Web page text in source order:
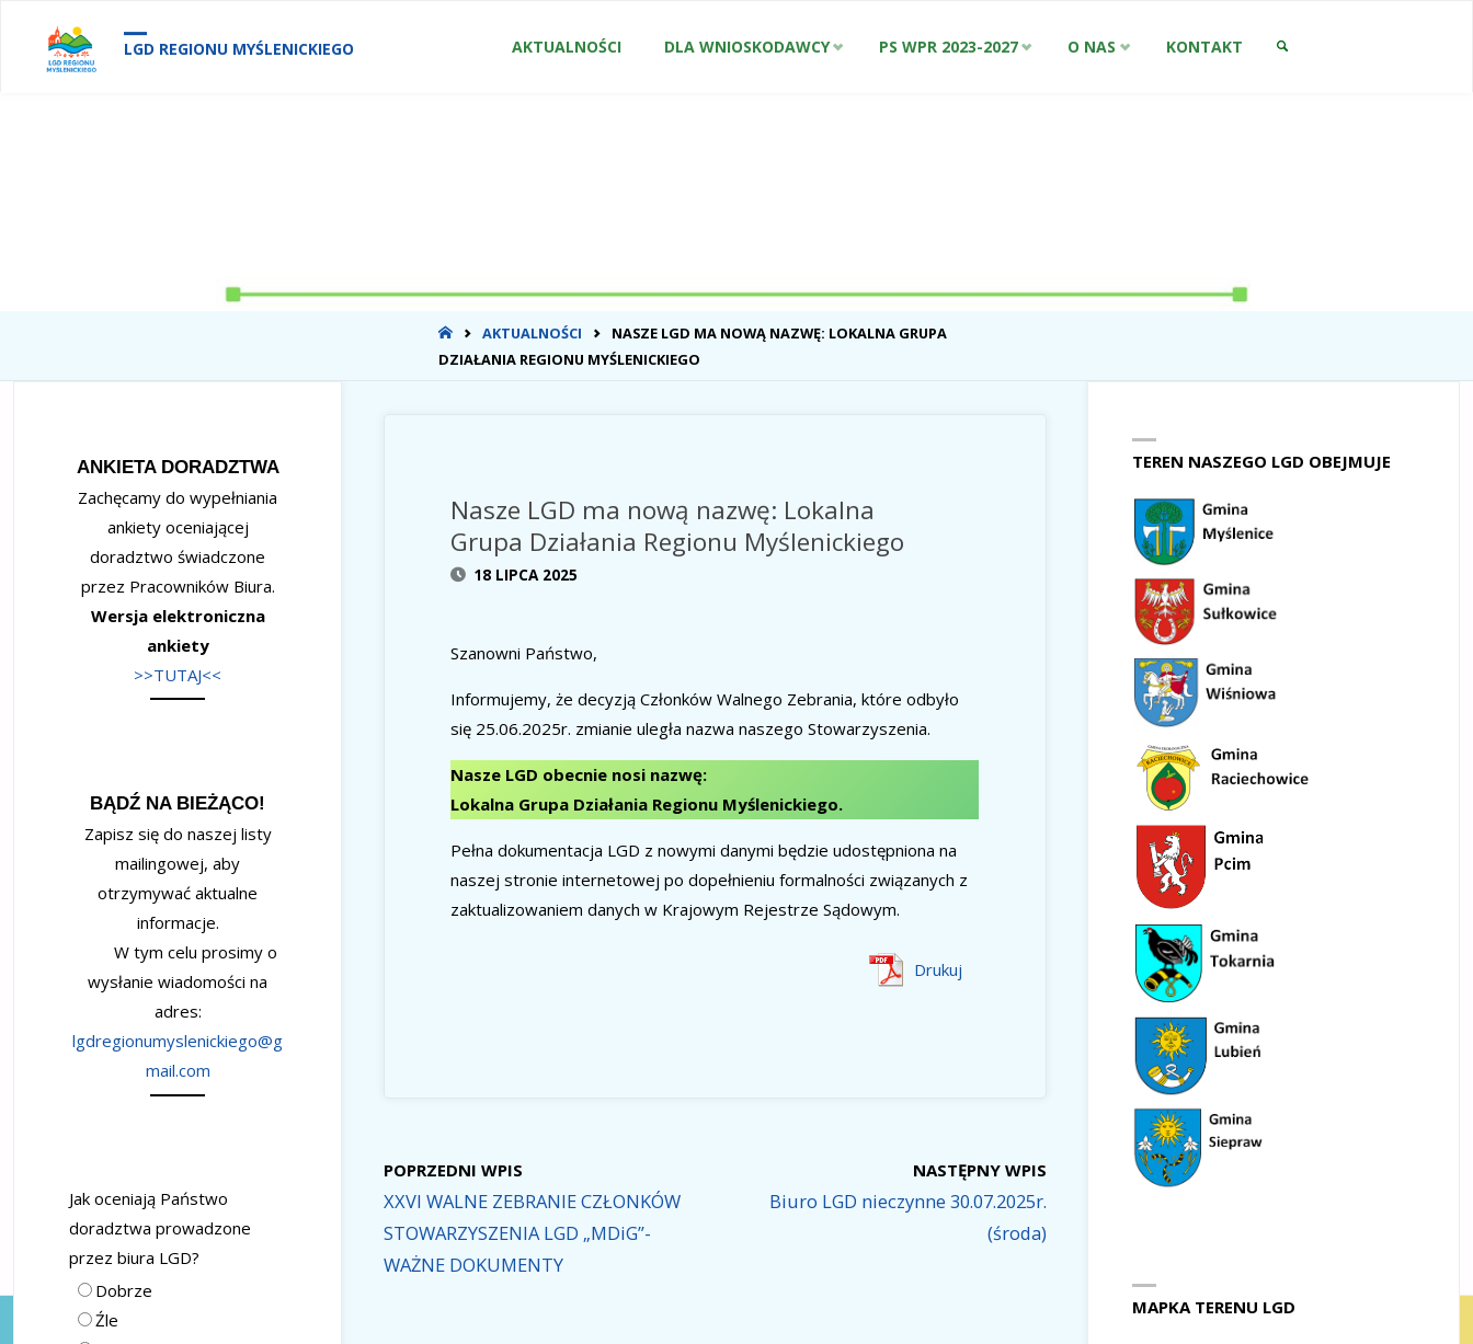
LGD REGIONU MYŚLENICKIEGO AKTUALNOŚCI DLA WNIOSKODAWCY PS WPR 2023-2027 O NAS KONTAKT
STRONA
GŁÓWNA
AKTUALNOŚCI
NASZE LGD MA NOWĄ NAZWĘ: LOKALNA GRUPA
DZIAŁANIA REGIONU MYŚLENICKIEGO
Nasze LGD ma nową nazwę: Lokalna
Grupa Działania Regionu Myślenickiego
18 LIPCA 2025
Szanowni Państwo,
Informujemy, że decyzją Członków Walnego Zebrania, które odbyło
się 25.06.2025r. zmianie uległa nazwa naszego Stowarzyszenia.
Nasze LGD obecnie nosi nazwę:
Lokalna Grupa Działania Regionu Myślenickiego.
Pełna dokumentacja LGD z nowymi danymi będzie udostępniona na
naszej stronie internetowej po dopełnieniu formalności związanych z
zaktualizowaniem danych w Krajowym Rejestrze Sądowym.
Drukuj
POPRZEDNI WPIS
XXVI WALNE ZEBRANIE CZŁONKÓW
STOWARZYSZENIA LGD „MDiG”-
WAŻNE DOKUMENTY
NASTĘPNY WPIS
Biuro LGD nieczynne 30.07.2025r.
(środa)
ANKIETA DORADZTWA
Zachęcamy do wypełniania
ankiety oceniającej
doradztwo świadczone
przez Pracowników Biura.
Wersja elektroniczna
ankiety
>>TUTAJ<<
BĄDŹ NA BIEŻĄCO!
Zapisz się do naszej listy
mailingowej, aby
otrzymywać aktualne
informacje.
W tym celu prosimy o
wysłanie wiadomości na
adres:
lgdregionumyslenickiego@g
mail.com
Jak oceniają Państwo
doradztwa prowadzone
przez biura LGD?
Dobrze
Źle
TEREN NASZEGO LGD OBEJMUJE
MAPKA TERENU LGD